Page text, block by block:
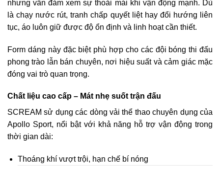
nhưng vẫn đảm xem sự thoải mái khi vận động mạnh. Dù
là chạy nước rút, tranh chấp quyết liệt hay đổi hướng liên
tục, áo luôn giữ được độ ổn định và linh hoạt cần thiết.
Form dáng này đặc biệt phù hợp cho các đội bóng thi đấu
phong trào lẫn bán chuyên, nơi hiệu suất và cảm giác mặc
đóng vai trò quan trọng.
Chất liệu cao cấp – Mát nhẹ suốt trận đấu
SCREAM sử dụng các dòng vải thể thao chuyên dụng của
Apollo Sport, nổi bật với khả năng hỗ trợ vận động trong
thời gian dài:
Thoáng khí vượt trội, hạn chế bí nóng